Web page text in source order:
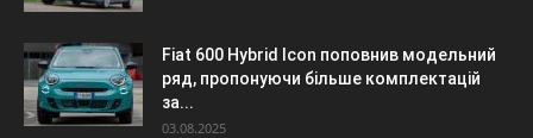
Fiat 600 Hybrid Icon поповнив модельний
ряд, пропонуючи більше комплектацій
за...
03.08.2025